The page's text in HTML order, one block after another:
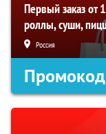
Первый заказ от
роллы, суши,
Россия
Промокод